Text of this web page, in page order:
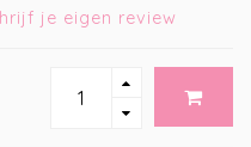
je eigen review